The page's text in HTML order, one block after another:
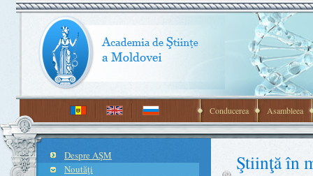
Conducerea Asambleea
Despre AŞM
Noutăţi
Ştiinţă în